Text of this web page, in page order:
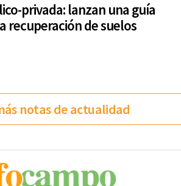
privada: lanzan una guía
recuperación de suelos
notas de actualidad